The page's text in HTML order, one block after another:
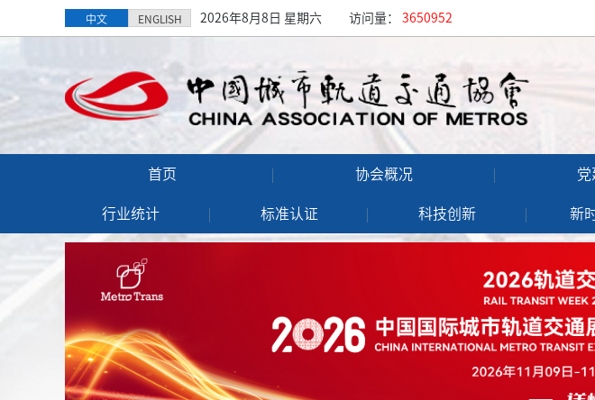
中文 ENGLISH 2026年8月8日 星期六 访问量： 3650952
首页 协会概况 党
行业统计 标准认证 科技创新 新